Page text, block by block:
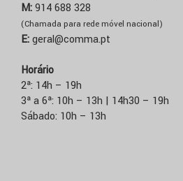
M:914 688 328
(Chamada para rede móvel nacional)
E:geral@comma.pt
Horário
2ª: 14h – 19h
3ª a 6ª: 10h – 13h | 14h30 – 19h
Sábado: 10h – 13h